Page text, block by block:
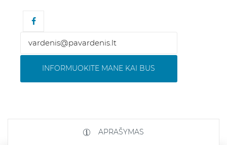
INFORMUOKITE MANE KAI BUS
APRAŠYMAS